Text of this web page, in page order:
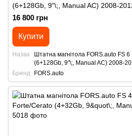
(6+128Gb, 9"\;, Manual AC) 2008-
16 800 грн
Купити
Назва
Штатна магнітола FORS.auto FS
(6+128Gb, 9"\;, Manual AC) 2008-
Бренд
FORS.auto